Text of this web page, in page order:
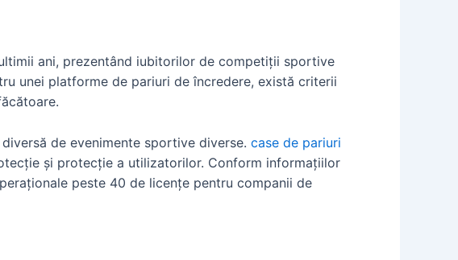
ani, prezentând iubitorilor de competiții sportive
unei platforme de pariuri de încredere, există criterii
de evenimente sportive diverse. case de pariuri
și protecție a utilizatorilor. Conform informațiilor
peste 40 de licențe pentru companii de